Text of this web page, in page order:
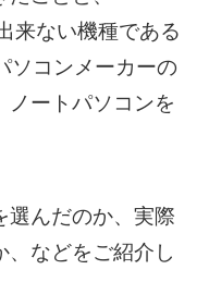
来ない機種である
ソコンメーカーの
ノートパソコンを
選んだのか、実際
、などをご紹介し